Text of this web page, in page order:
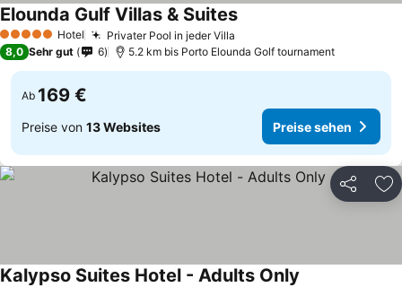
5 Sterne Hotel Privater Pool in jeder Villa
Elounda Gulf Villas & Suites
8,0 Sehr gut 6 5.2 km bis Porto Elounda Golf tournament
Ab 169 €
Preise von 13 Websites Preise sehen
Teilen
Kalypso Suites Hotel - Adults Only